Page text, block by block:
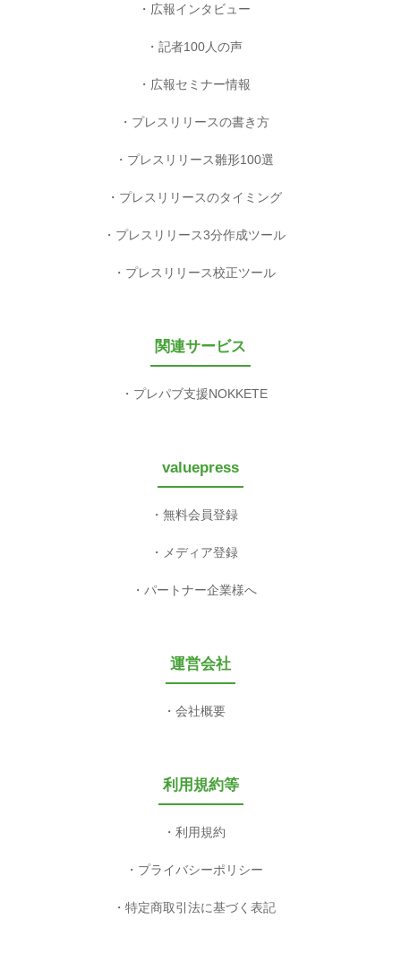
広報インタビュー
記者100人の声
広報セミナー情報
プレスリリースの書き方
プレスリリース雛形100選
プレスリリースのタイミング
プレスリリース3分作成ツール
プレスリリース校正ツール
関連サービス
プレパブ支援NOKKETE
valuepress
無料会員登録
メディア登録
パートナー企業様へ
運営会社
会社概要
利用規約等
利用規約
プライバシーポリシー
特定商取引法に基づく表記